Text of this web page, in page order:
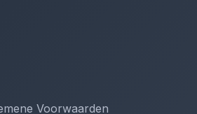
Voorwaarden